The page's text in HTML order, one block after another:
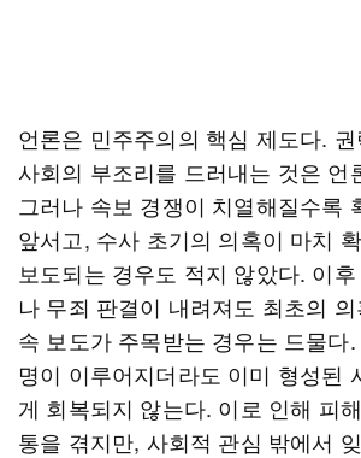
언론은 민주주의의 핵심 제도다.
사회의 부조리를 드러내는 것은 언
그러나 속보 경쟁이 치열해질수록
앞서고, 수사 초기의 의혹이 마치
보도되는 경우도 적지 않았다. 이
나 무죄 판결이 내려져도 최초의
속 보도가 주목받는 경우는 드물다
명이 이루어지더라도 이미 형성된
게 회복되지 않는다. 이로 인해 피
통을 겪지만, 사회적 관심 밖에서